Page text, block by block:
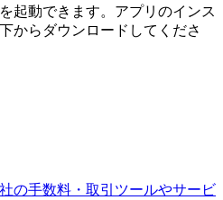
起動できます。アプリのインス
からダウンロードしてくださ
の手数料・取引ツールやサービ